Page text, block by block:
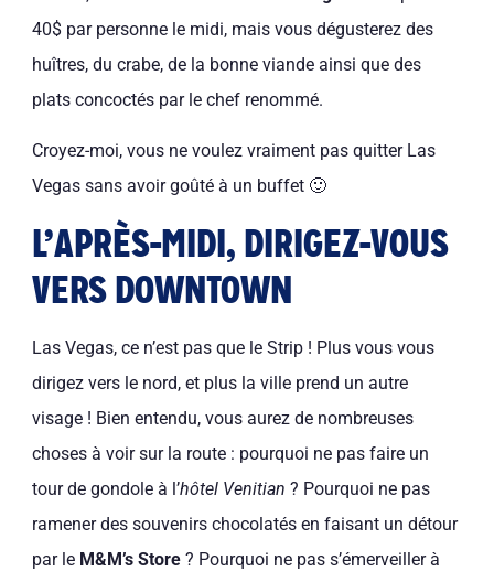
40$ par personne le midi, mais vous dégusterez des
huîtres, du crabe, de la bonne viande ainsi que des
plats concoctés par le chef renommé.
Croyez-moi, vous ne voulez vraiment pas quitter Las
Vegas sans avoir goûté à un buffet 🙂
L’APRÈS-MIDI, DIRIGEZ-VOUS
VERS DOWNTOWN
Las Vegas, ce n’est pas que le Strip ! Plus vous vous
dirigez vers le nord, et plus la ville prend un autre
visage ! Bien entendu, vous aurez de nombreuses
choses à voir sur la route : pourquoi ne pas faire un
tour de gondole à l’hôtel Venitian ? Pourquoi ne pas
ramener des souvenirs chocolatés en faisant un détour
par le M&M’s Store? Pourquoi ne pas s’émerveiller à